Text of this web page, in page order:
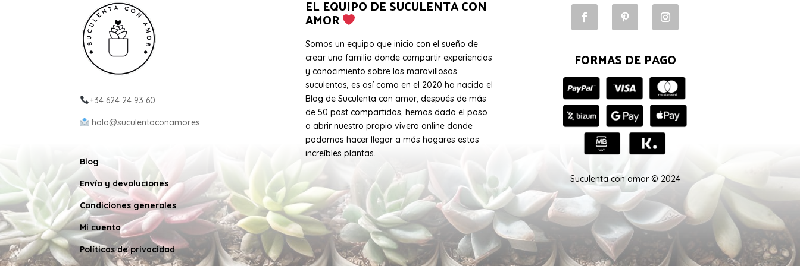
+34 624 24 93 60
hola@suculentaconamor.es
Blog
Envío y devoluciones
Condiciones generales
Mi cuenta
Políticas de privacidad
EL EQUIPO DE SUCULENTA CON
AMOR
Somos un equipo que inicio con el sueño de
crear una familia donde compartir experiencias
y conocimiento sobre las maravillosas
suculentas, es así como en el 2020 ha nacido el
Blog de Suculenta con amor, después de más
de 50 post compartidos, hemos dado el paso
a abrir nuestro propio vivero online donde
podamos hacer llegar a más hogares estas
increíbles plantas.
FORMAS DE PAGO
Suculenta con amor © 2024